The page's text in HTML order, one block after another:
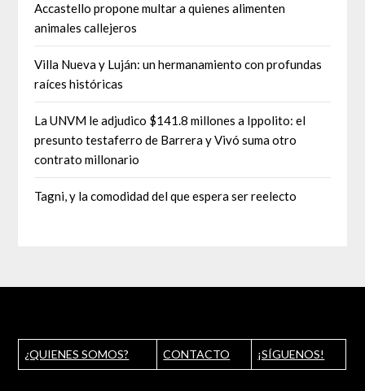
Accastello propone multar a quienes alimenten
animales callejeros
Villa Nueva y Luján: un hermanamiento con profundas
raíces históricas
La UNVM le adjudico $141.8 millones a Ippolito: el
presunto testaferro de Barrera y Vivó suma otro
contrato millonario
Tagni, y la comodidad del que espera ser reelecto
¿QUIENES SOMOS? CONTACTO ¡SÍGUENOS!